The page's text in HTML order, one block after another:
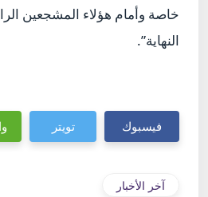
خاصة وأمام هؤلاء المشجعين
النهاية”.
فيسبوك تويتر
آخر الأخبار